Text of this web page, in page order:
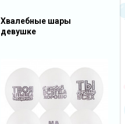
Хвалебные шары
девушке